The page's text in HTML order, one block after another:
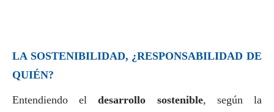
LA SOSTENIBILIDAD, ¿RESPONSABILIDAD DE
QUIÉN?
Entendiendo eldesarrollo sostenible, según la